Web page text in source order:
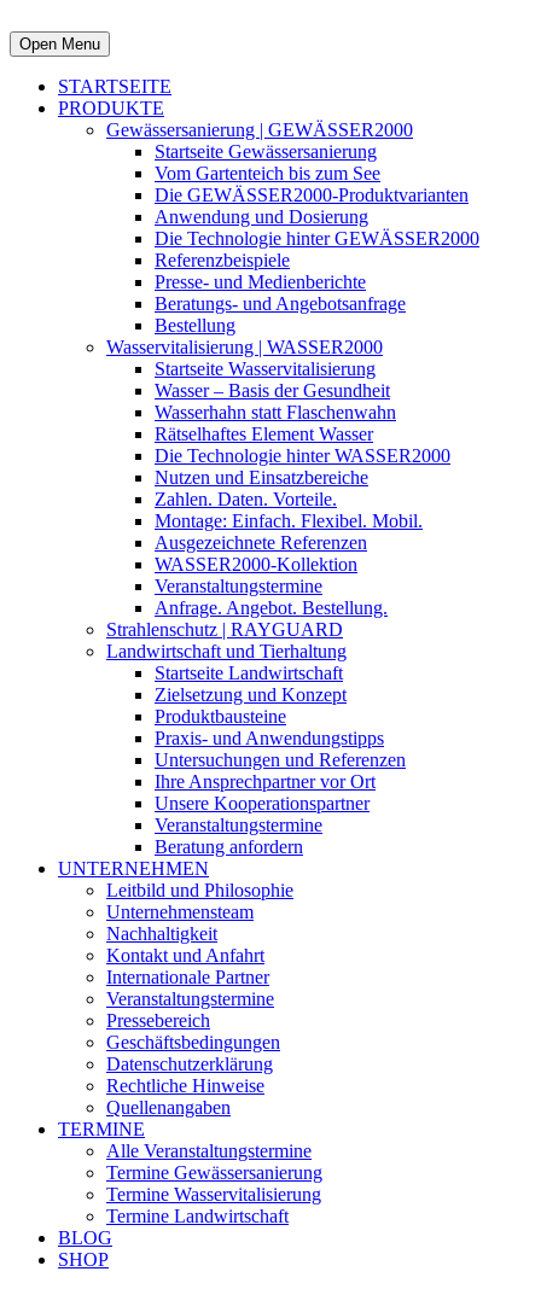
Open Menu
STARTSEITE
PRODUKTE
Gewässersanierung | GEWÄSSER2000
Startseite Gewässersanierung
Vom Gartenteich bis zum See
Die GEWÄSSER2000-Produktvarianten
Anwendung und Dosierung
Die Technologie hinter GEWÄSSER2000
Referenzbeispiele
Presse- und Medienberichte
Beratungs- und Angebotsanfrage
Bestellung
Wasservitalisierung | WASSER2000
Startseite Wasservitalisierung
Wasser – Basis der Gesundheit
Wasserhahn statt Flaschenwahn
Rätselhaftes Element Wasser
Die Technologie hinter WASSER2000
Nutzen und Einsatzbereiche
Zahlen. Daten. Vorteile.
Montage: Einfach. Flexibel. Mobil.
Ausgezeichnete Referenzen
WASSER2000-Kollektion
Veranstaltungstermine
Anfrage. Angebot. Bestellung.
Strahlenschutz | RAYGUARD
Landwirtschaft und Tierhaltung
Startseite Landwirtschaft
Zielsetzung und Konzept
Produktbausteine
Praxis- und Anwendungstipps
Untersuchungen und Referenzen
Ihre Ansprechpartner vor Ort
Unsere Kooperationspartner
Veranstaltungstermine
Beratung anfordern
UNTERNEHMEN
Leitbild und Philosophie
Unternehmensteam
Nachhaltigkeit
Kontakt und Anfahrt
Internationale Partner
Veranstaltungstermine
Pressebereich
Geschäftsbedingungen
Datenschutzerklärung
Rechtliche Hinweise
Quellenangaben
TERMINE
Alle Veranstaltungstermine
Termine Gewässersanierung
Termine Wasservitalisierung
Termine Landwirtschaft
BLOG
SHOP